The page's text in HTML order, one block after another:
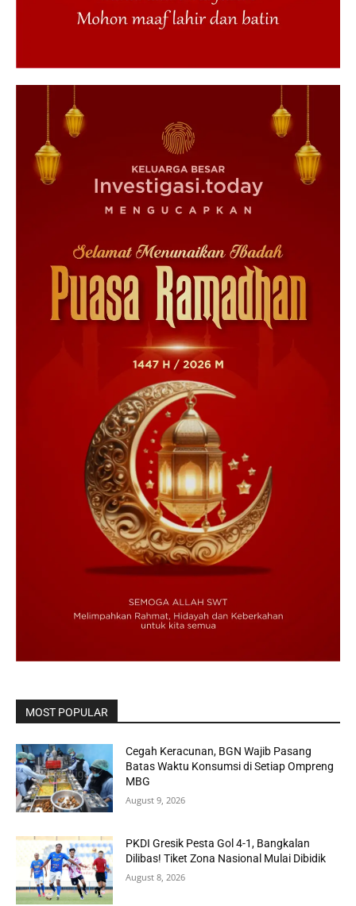
MOST POPULAR
Cegah Keracunan, BGN Wajib Pasang
Batas Waktu Konsumsi di Setiap Ompreng
MBG
August 9, 2026
PKDI Gresik Pesta Gol 4-1, Bangkalan
Dilibas! Tiket Zona Nasional Mulai Dibidik
August 8, 2026